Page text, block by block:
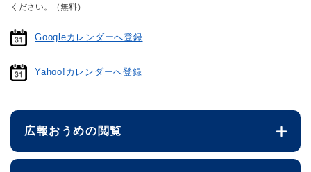
ください。（無料）
Googleカレンダーへ登録
Yahoo!カレンダーへ登録
広報おうめの閲覧